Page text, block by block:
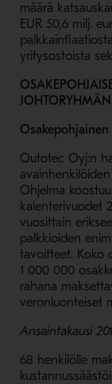
määrä
EUR 50,6 milj.
yritysostoista
Outotec Oyj:n
Ohjelma
kalenterivuodet
vuosittain
palkkioiden
tavoitteet. Koko
1 000 000
rahana
veronluonteiset
Ansaintakausi
68 henkilölle